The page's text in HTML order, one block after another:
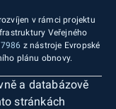
v rámci projektu
Veřejného
z nástroje Evropské
plánu obnovy.
a databázově
stránkách